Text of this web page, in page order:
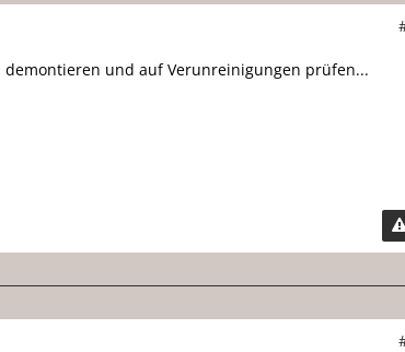
und auf Verunreinigungen prüfen...